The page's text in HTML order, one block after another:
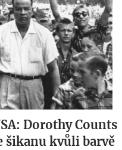
Dorothy Counts
šikanu kvůli barvě